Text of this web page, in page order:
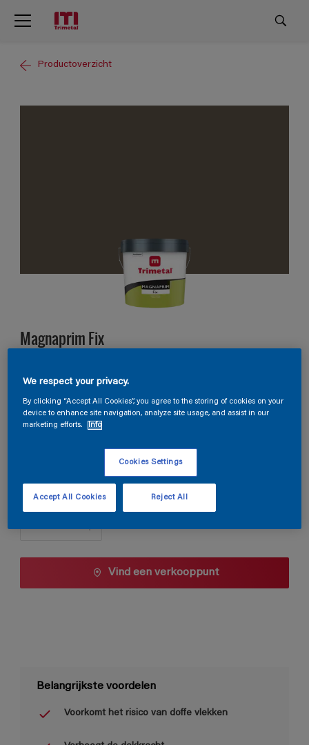
Productoverzicht
Magnaprim Fix
TDG3-035
Kleur wijzigen
5 L
Aantal
Vind een verkooppunt
Belangrijkste voordelen
Voorkomt het risico van doffe vlekken
We respect your privacy.
By clicking “Accept All Cookies”, you agree to the storing of cookies on your
device to enhance site navigation, analyze site usage, and assist in our
marketing efforts.
Info
Cookies Settings
Reject All
Accept All Cookies